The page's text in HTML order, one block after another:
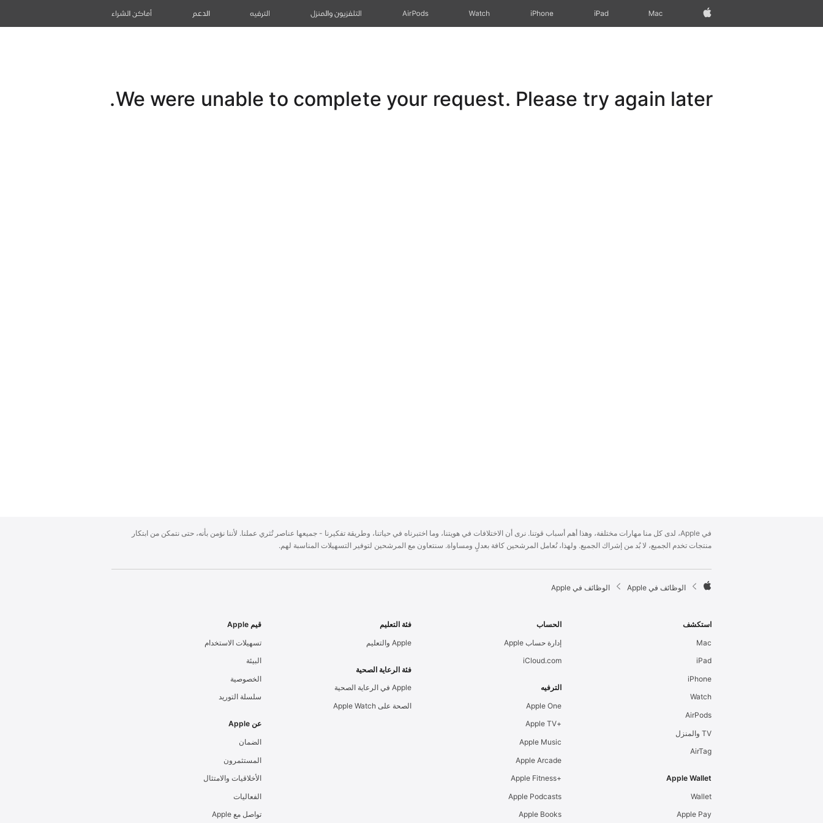
Apple‏
Mac
iPad‏
iPhone
Watch
AirPods التلفزيون والمنزل الترفيه الدعم أماكن الشراء
We were unable to complete your request. Please try again later.
p
p
e
F
t
r
في Apple، لدى كل منا مهارات مختلفة، وهذا أهم أسباب قوتنا. نرى أن الاختلافات في هويتنا، وما اختبرناه في حياتنا، وطريقة تفكيرنا - جميعها عناصر تُثري عملنا. لأننا نؤمن بأنه، حتى نتمكن من ابتكار
منتجات تخدم الجميع، لا بُد من إشراك الجميع. ولهذا، نُعامل المرشحين كافة بعدلٍ ومساواة. سنتعاون مع المرشحين لتوفير التسهيلات المناسبة لهم.

p
e
الوظائف في Apple الوظائف في Apple
استكشف
Mac
iPad
iPhone
Watch
AirPods
TV والمنزل
AirTag
Apple Wallet
Wallet
Apple Pay
الحساب
إدارة حساب Apple
iCloud.com
الترفيه
Apple One
+Apple TV
Apple Music
Apple Arcade
+Apple Fitness
Apple Podcasts
Apple Books
فئة التعليم
Apple والتعليم
فئة الرعاية الصحية
Apple في الرعاية الصحية
الصحة على Apple Watch
قيم Apple
تسهيلات الاستخدام
البيئة
الخصوصية
سلسلة التوريد
عن Apple
الضمان
المستثمرون
الأخلاقيات والامتثال
الفعاليات
تواصل مع Apple